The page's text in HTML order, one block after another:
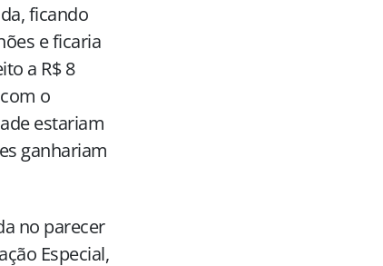
ficando
e ficaria
a R$ 8
o
estariam
ganhariam
no parecer
Especial,